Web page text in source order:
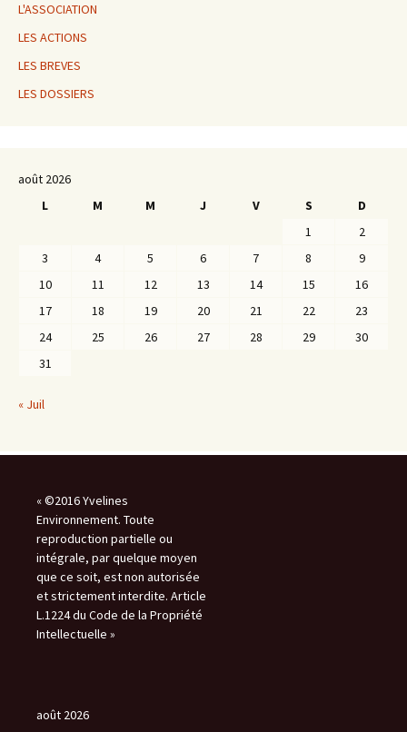
L'ASSOCIATION
LES ACTIONS
LES BREVES
LES DOSSIERS
août 2026
L
M M J V S
D
1
2
3
4 5 6 7 8
9
10
11 12 13 14 15
16
17
18 19 20 21 22
23
24
25 26 27 28 29
30
31
« Juil
« ©2016 Yvelines
Environnement. Toute
reproduction partielle ou
intégrale, par quelque moyen
que ce soit, est non autorisée
et strictement interdite. Article
L.1224 du Code de la Propriété
Intellectuelle »
août 2026